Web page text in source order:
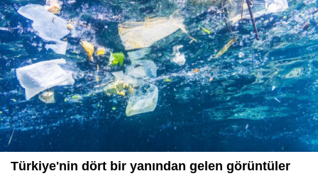
Türkiye'nin dört bir yanından gelen görüntüler